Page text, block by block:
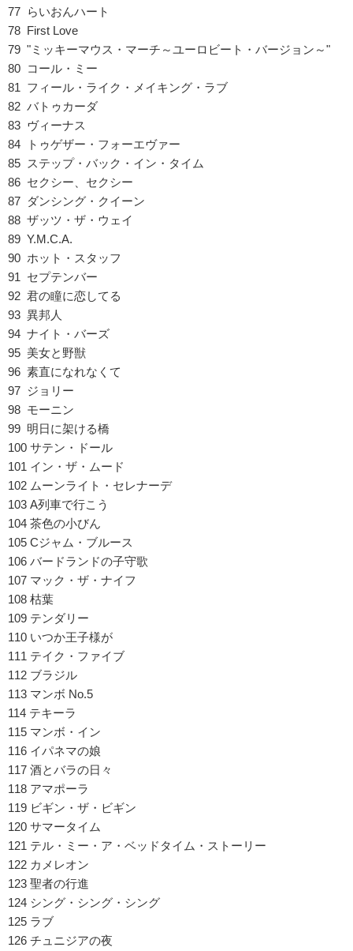
77 らいおんハート
78 First Love
79 "ミッキーマウス・マーチ～ユーロビート・バージョン～"
80 コール・ミー
81 フィール・ライク・メイキング・ラブ
82 バトゥカーダ
83 ヴィーナス
84 トゥゲザー・フォーエヴァー
85 ステップ・バック・イン・タイム
86 セクシー、セクシー
87 ダンシング・クイーン
88 ザッツ・ザ・ウェイ
89 Y.M.C.A.
90 ホット・スタッフ
91 セプテンバー
92 君の瞳に恋してる
93 異邦人
94 ナイト・バーズ
95 美女と野獣
96 素直になれなくて
97 ジョリー
98 モーニン
99 明日に架ける橋
100 サテン・ドール
101 イン・ザ・ムード
102 ムーンライト・セレナーデ
103 A列車で行こう
104 茶色の小びん
105 Cジャム・ブルース
106 バードランドの子守歌
107 マック・ザ・ナイフ
108 枯葉
109 テンダリー
110 いつか王子様が
111 テイク・ファイブ
112 ブラジル
113 マンボ No.5
114 テキーラ
115 マンボ・イン
116 イパネマの娘
117 酒とバラの日々
118 アマポーラ
119 ビギン・ザ・ビギン
120 サマータイム
121 テル・ミー・ア・ベッドタイム・ストーリー
122 カメレオン
123 聖者の行進
124 シング・シング・シング
125 ラブ
126 チュニジアの夜